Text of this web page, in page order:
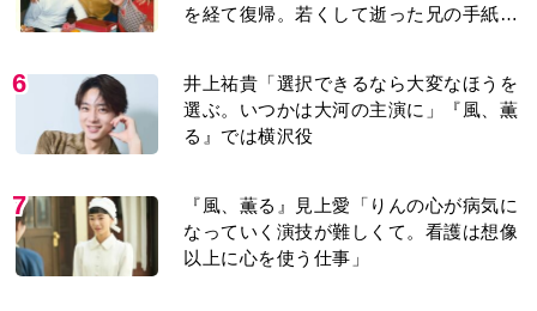
を経て復帰。若くして逝った兄の手紙を
6
井上祐貴「選択できるなら大変なほうを
選ぶ。いつかは大河の主演に」『風、薫
る』では横沢役
7
『風、薫る』見上愛「りんの心が病気に
なっていく演技が難しくて。看護は想像
以上に心を使う仕事」